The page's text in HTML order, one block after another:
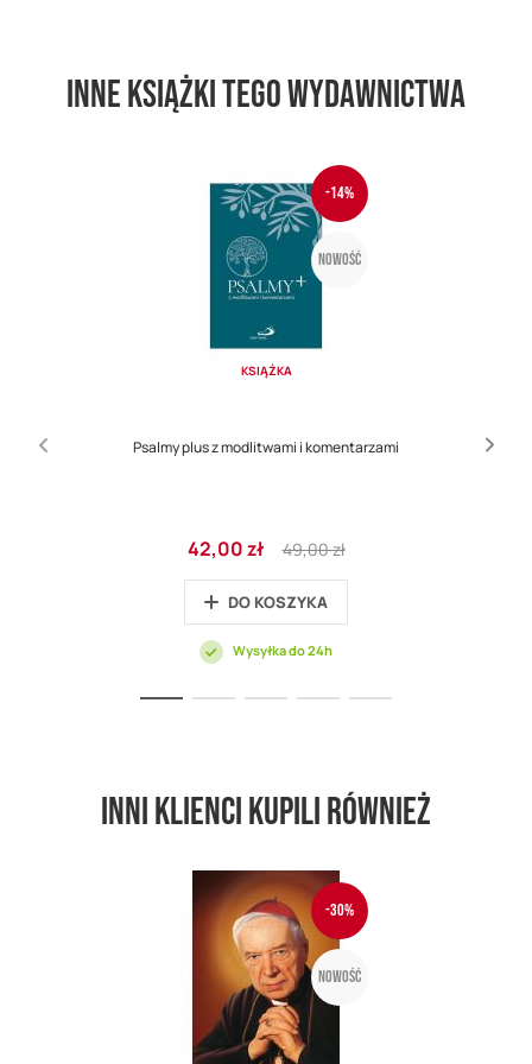
Inne książki tego wydawnictwa
-14%
Nowość
KSIĄŻKA
Psalmy plus z modlitwami i komentarzami
Cena
promocyjna
42,00 zł
Regular
Price
49,00 zł
DO KOSZYKA
Wysyłka do 24h
Inni klienci kupili również
-30%
Nowość